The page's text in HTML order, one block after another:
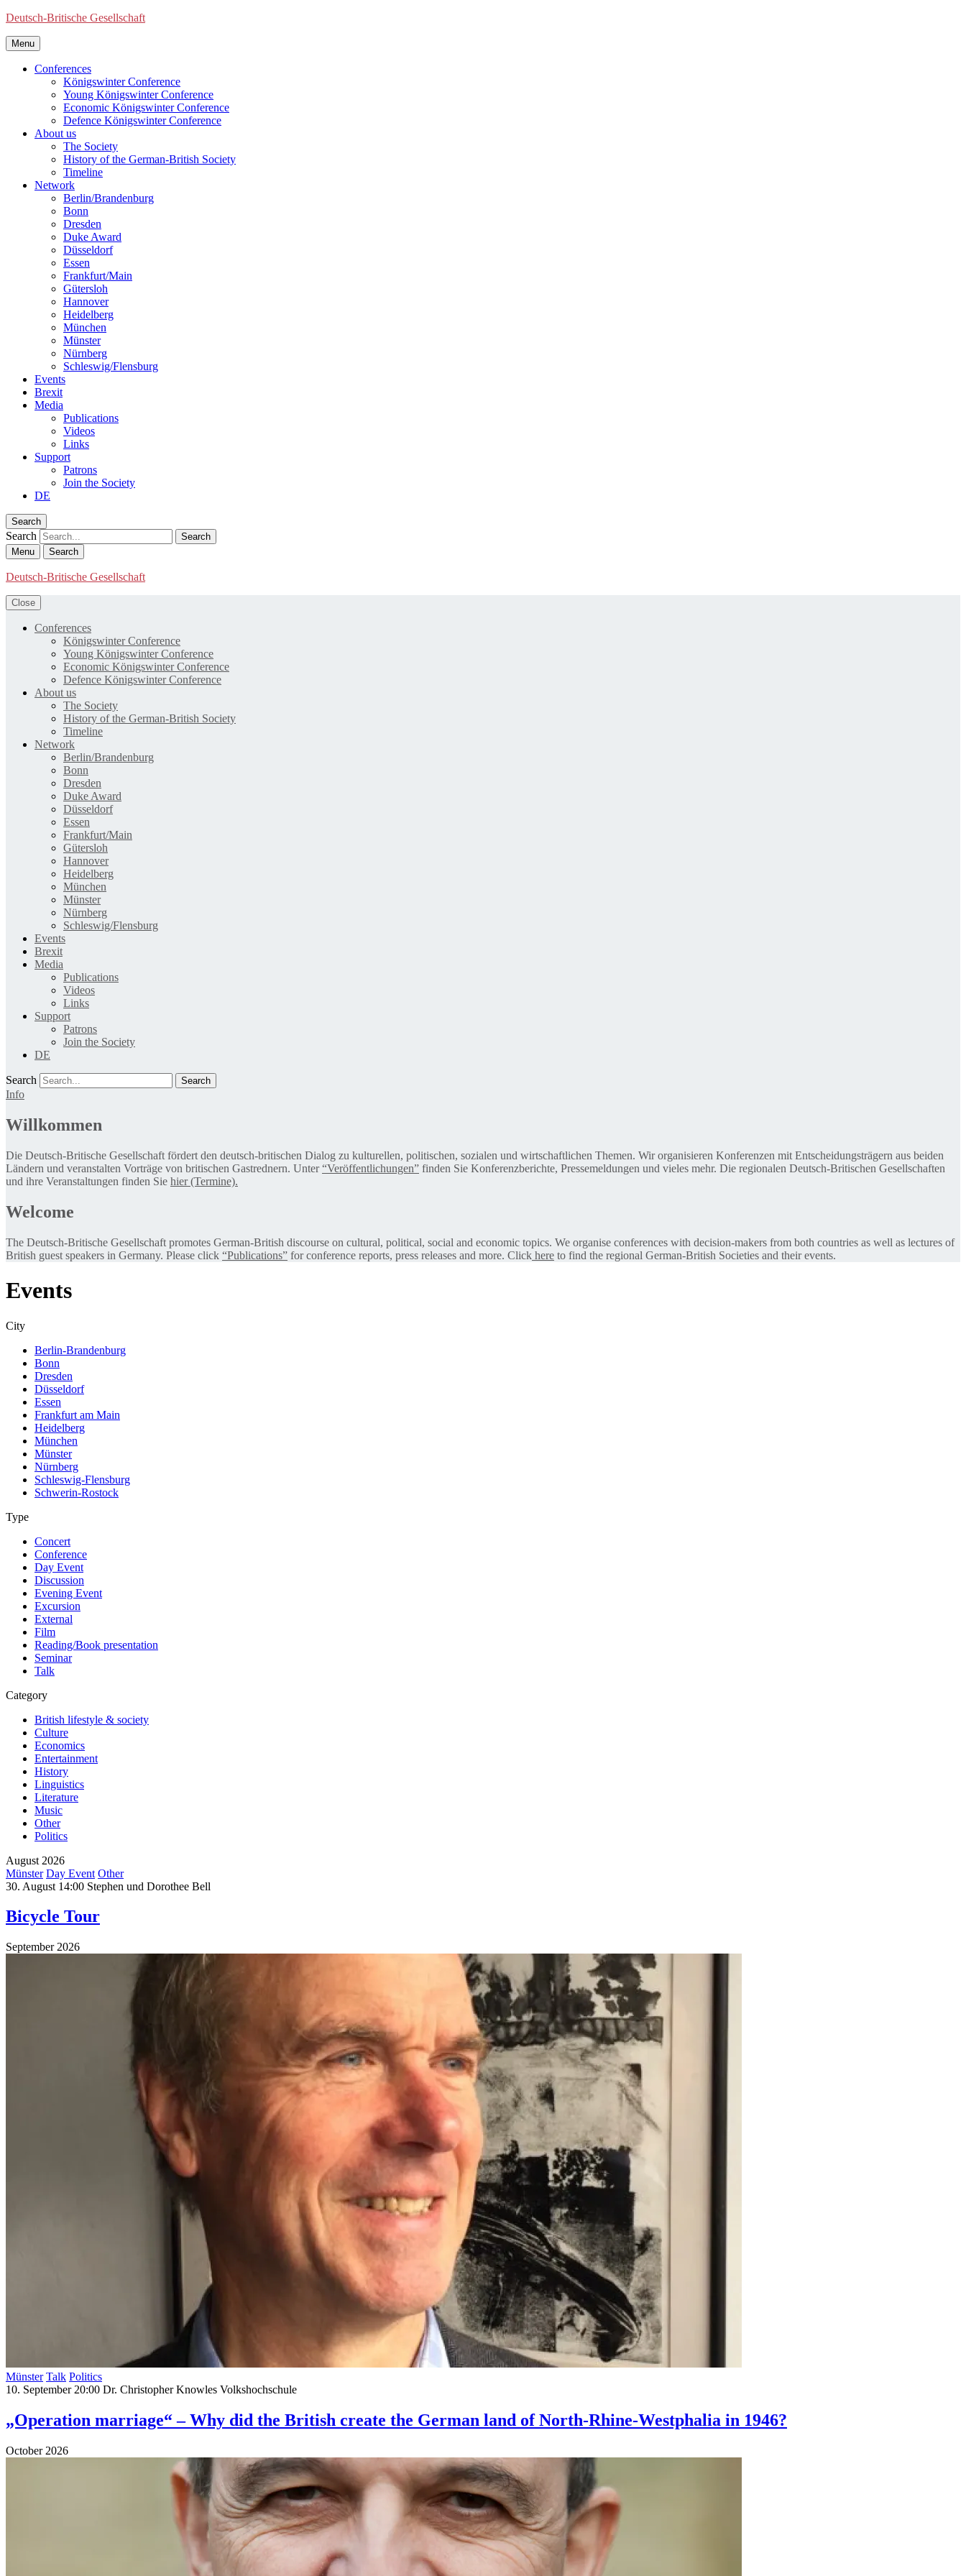
Deutsch-Britische Gesellschaft
Menu
Conferences
Königswinter Conference
Young Königswinter Conference
Economic Königswinter Conference
Defence Königswinter Conference
About us
The Society
History of the German-British Society
Timeline
Network
Berlin/Brandenburg
Bonn
Dresden
Duke Award
Düsseldorf
Essen
Frankfurt/Main
Gütersloh
Hannover
Heidelberg
München
Münster
Nürnberg
Schleswig/Flensburg
Events
Brexit
Media
Publications
Videos
Links
Support
Patrons
Join the Society
DE
Search
Search
Menu Search
Deutsch-Britische Gesellschaft
Close
Conferences
Königswinter Conference
Young Königswinter Conference
Economic Königswinter Conference
Defence Königswinter Conference
About us
The Society
History of the German-British Society
Timeline
Network
Berlin/Brandenburg
Bonn
Dresden
Duke Award
Düsseldorf
Essen
Frankfurt/Main
Gütersloh
Hannover
Heidelberg
München
Münster
Nürnberg
Schleswig/Flensburg
Events
Brexit
Media
Publications
Videos
Links
Support
Patrons
Join the Society
DE
Search
Info
Willkommen
Die Deutsch-Britische Gesellschaft fördert den deutsch-britischen Dialog zu kulturellen, politischen, sozialen und wirtschaftlichen Themen. Wir organisieren Konferenzen mit Entscheidungsträgern aus beiden
Ländern und veranstalten Vorträge von britischen Gastrednern. Unter“Veröffentlichungen” finden Sie Konferenzberichte, Pressemeldungen und vieles mehr. Die regionalen Deutsch-Britischen Gesellschaften
und ihre Veranstaltungen finden Sie hier (Termine).
Welcome
The Deutsch-Britische Gesellschaft promotes German-British discourse on cultural, political, social and economic topics. We organise conferences with decision-makers from both countries as well as lectures of
British guest speakers in Germany. Please click “Publications” for conference reports, press releases and more. Click here to find the regional German-British Societies and their events.
Events
City
Berlin-Brandenburg
Bonn
Dresden
Düsseldorf
Essen
Frankfurt am Main
Heidelberg
München
Münster
Nürnberg
Schleswig-Flensburg
Schwerin-Rostock
Type
Concert
Conference
Day Event
Discussion
Evening Event
Excursion
External
Film
Reading/Book presentation
Seminar
Talk
Category
British lifestyle & society
Culture
Economics
Entertainment
History
Linguistics
Literature
Music
Other
Politics
August 2026
Münster Day Event Other
30. August 14:00 Stephen und Dorothee Bell
Bicycle Tour
September 2026
Münster Talk Politics
10. September 20:00 Dr. Christopher Knowles Volkshochschule
„Operation marriage“ – Why did the British create the German land of North-Rhine-Westphalia in 1946?
October 2026